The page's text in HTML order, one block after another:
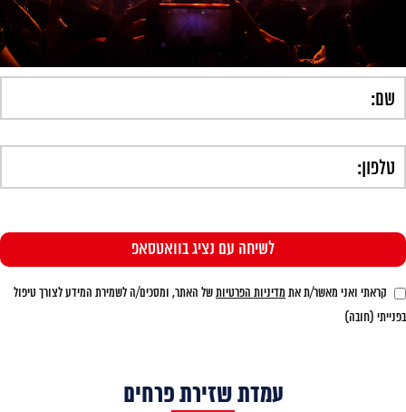
קראתי ואני מאשר/ת את מדיניות הפרטיותשל האתר, ומסכים/ה לשמירת המידע לצורך טיפול
בפנייתי (חובה)
עמדת שזירת פרחים